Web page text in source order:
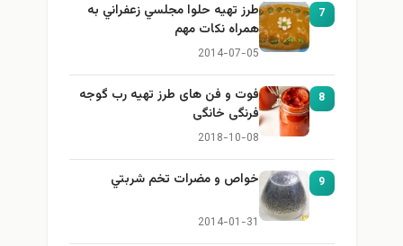
7
طرز تهيه حلوا مجلسي زعفراني به
همراه نكات مهم
2014-07-05
8
فوت و فن های طرز تهیه رب گوجه
فرنگی خانگی
2018-10-08
9 خواص و مضرات تخم شربتي
2014-01-31